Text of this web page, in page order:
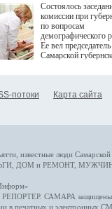
возникающие при
данными
более динамичного
проникновения
сегмент
отраслевое
рассказала Ольга
ходе сессии
качества жизни" в
ПМЭФ 2025. В
РФ Михаил
представители
Состоялось
комиссии при
по вопросам
демографического
Ее вел председатель
Самарской
потоки Карта сайта
известные люди
ДОМ и РЕМОНТ,
РЕПОРТЕР. САМАРА защищены.
в печатных и электронных